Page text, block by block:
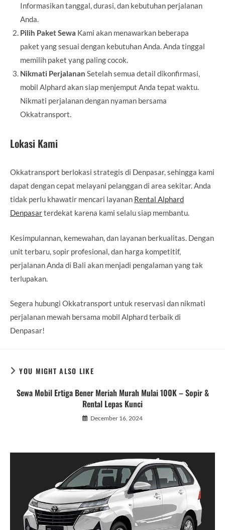
Informasikan tanggal, durasi, dan kebutuhan perjalanan
Anda.
Pilih Paket Sewa Kami akan menawarkan beberapa
paket yang sesuai dengan kebutuhan Anda. Anda tinggal
memilih paket yang paling cocok.
Nikmati Perjalanan Setelah semua detail dikonfirmasi,
mobil Alphard akan siap menjemput Anda tepat waktu.
Nikmati perjalanan dengan nyaman bersama
Okkatransport.
Lokasi Kami
Okkatransport berlokasi strategis di Denpasar, sehingga kami
dapat dengan cepat melayani pelanggan di area sekitar. Anda
tidak perlu khawatir mencari layanan Rental Alphard
Denpasarterdekat karena kami selalu siap membantu.
Kesimpulannan, kemewahan, dan layanan berkualitas. Dengan
unit terbaru, sopir profesional, dan harga kompetitif,
perjalanan Anda di Bali akan menjadi pengalaman yang tak
terlupakan.
Segera hubungi Okkatransport untuk reservasi dan nikmati
perjalanan mewah bersama mobil Alphard terbaik di
Denpasar!
YOU MIGHT ALSO LIKE
Sewa Mobil Ertiga Bener Meriah Murah Mulai 100K – Sopir &
Rental Lepas Kunci
December 16, 2024